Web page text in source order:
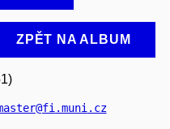
ZPĚT NA ALBUM
@fi.muni.cz